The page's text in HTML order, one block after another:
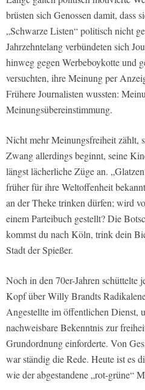
brüsten sich Genossen damit, dass
„Schwarze Listen“ politisch nicht
Jahrzehntelang verbündeten sich
hinweg gegen Werbeboykotte und
versuchten, ihre Meinung per
Frühere Journalisten wussten:
Meinungsübereinstimmung.
Nicht mehr Meinungsfreiheit zählt,
Zwang allerdings beginnt, seine
längst lächerliche Züge an.
früher für ihre Weltoffenheit
an der Theke trinken dürfen; wird
einem Parteibuch gestellt? Die
kommst du nach Köln, trink dein
Stadt der Spießer.
Noch in den 70er-Jahren schüttelte
Kopf über Willy Brandts
Angestellte im öffentlichen Dienst,
nachweisbare Bekenntnis zur
Grundordnung einforderte. Von
war ständig die Rede. Heute ist es
wie der abgestandene „rot-grüne“